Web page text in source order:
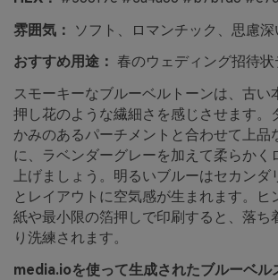
雰囲気：
ソフト、ロマンチック、思慮深
おすすめ用途： 春のウェディング招待状
スモーキーなブルーベルトーンは、古い
押し花のような繊細さを感じさせます。
かみのあるパーチメントと合わせて上品
に、ラベンダーグレーを加えて柔らかく
上げましょう。明るいブルーはセカンダ
とレイアウトに空気感が生まれます。ヒ
紙や最小限の箔押しで印刷すると、落ち
り洗練されます。
media.ioを使って生成されたブルーベル